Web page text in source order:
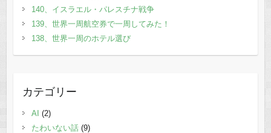
140、イスラエル・パレスチナ戦争
139、世界一周航空券で一周してみた！
138、世界一周のホテル選び
カテゴリー
AI (2)
たわいない話(9)